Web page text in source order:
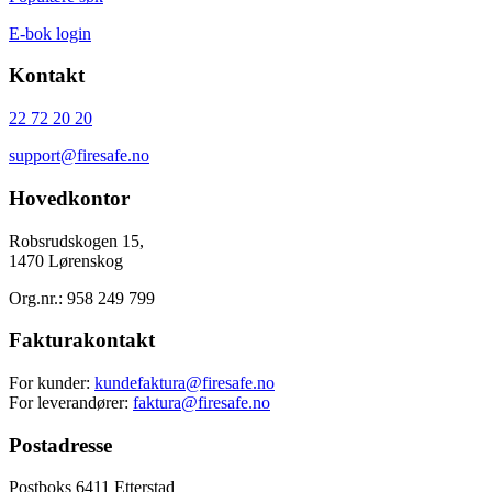
E-bok login
Kontakt
22 72 20 20
support@firesafe.no
Hovedkontor
Robsrudskogen 15,
1470 Lørenskog
Org.nr.: 958 249 799
Fakturakontakt
For kunder: kundefaktura@firesafe.no
For leverandører: faktura@firesafe.no
Postadresse
Postboks 6411 Etterstad